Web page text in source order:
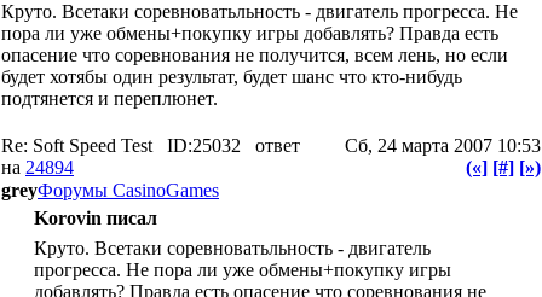
Круто. Всетаки соревноватьльность - двигатель прогресса. Не
пора ли уже обмены+покупку игры добавлять? Правда есть
опасение что соревнования не получится, всем лень, но если
будет хотябы один результат, будет шанс что кто-нибудь
подтянется и переплюнет.
Re: Soft Speed Test ID:25032 ответ
на 24894
Сб, 24 марта 2007 10:53
(«] [#] [»)
greyФорумы CasinoGames
Korovin писал
Круто. Всетаки соревноватьльность - двигатель
прогресса. Не пора ли уже обмены+покупку игры
добавлять? Правда есть опасение что соревнования не